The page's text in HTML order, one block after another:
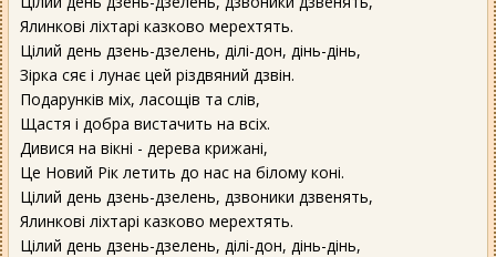
Ялинкові ліхтарі казково мерехтять.
Цілий день дзень-дзелень, ділі-дон, дінь-дінь,
Зірка сяє і лунає цей різдвяний дзвін.
Подарунків міх, ласощів та слів,
Щастя і добра вистачить на всіх.
Дивися на вікні - дерева крижані,
Це Новий Рік летить до нас на білому коні.
Цілий день дзень-дзелень, дзвоники дзвенять,
Ялинкові ліхтарі казково мерехтять.
Цілий день дзень-дзелень, ділі-дон, дінь-дінь,